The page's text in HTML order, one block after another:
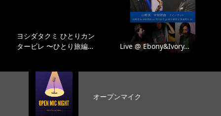
ヨシダタクミ ひとりカン
タービレ 〜ひとり旅編…
Live @ Ebony&Ivory…
オープンマイク